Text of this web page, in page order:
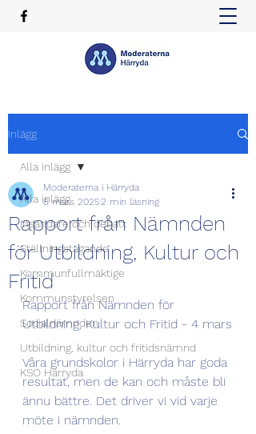
Inlägg
Alla inlägg
Insändare och debatt
Ställningstagande
Kommunfullmäktige
Kommunstyrelsen
Socialnämnden
Utbildning, kultur och fritidsnämnd
KSO Härryda
Alla inlägg
Rapport från Nämnden
för Utbildning, Kultur och
Fritid
Moderaterna i Härryda
8 mars 20252 min läsning
Rapport från Nämnden för
Utbildning, Kultur och Fritid - 4 mars
Våra grundskolor i Härryda har goda
resultat, men de kan och måste bli
ännu bättre. Det driver vi vid varje
möte i nämnden.